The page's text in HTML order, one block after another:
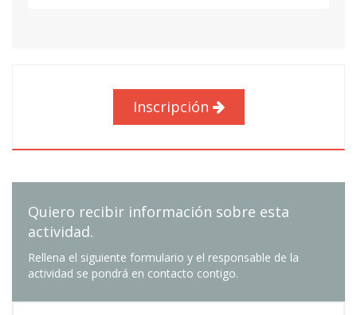
consecuencias, formular hipótesis sencillas y
organizar el discurso de manera clara y
Inscripción
Quiero recibir información sobre esta
actividad.
Rellena el siguiente formulario y el responsable de la
actividad se pondrá en contacto contigo.